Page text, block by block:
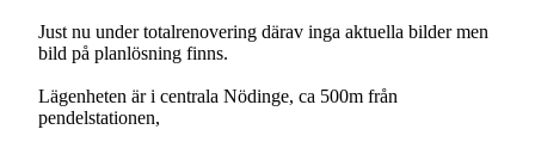
Just nu under totalrenovering därav inga aktuella bilder men
bild på planlösning finns.
Lägenheten är i centrala Nödinge, ca 500m från
pendelstationen,